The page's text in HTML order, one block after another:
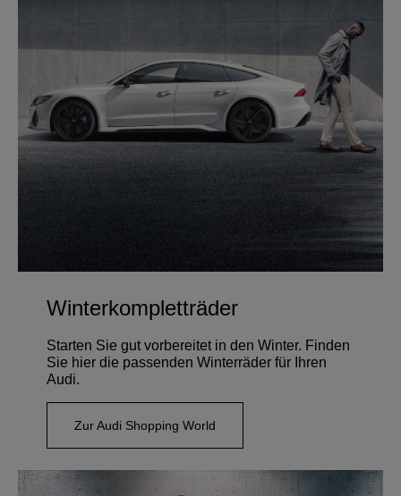
Winterkompletträder
Starten Sie gut vorbereitet in den Winter. Finden
Sie hier die passenden Winterräder für Ihren
Audi.
Zur Audi Shopping World